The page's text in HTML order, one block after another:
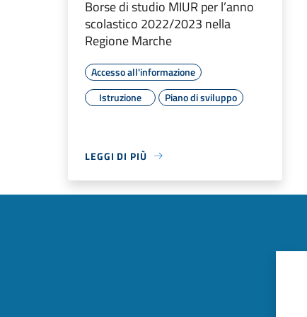
Borse di studio MIUR per l’anno
scolastico 2022/2023 nella
Regione Marche
Accesso all'informazione
Istruzione
Piano di sviluppo
LEGGI DI PIÙ